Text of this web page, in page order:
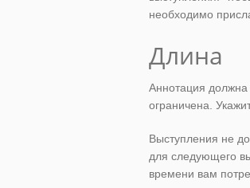
необходимо
Длина
Аннотация должна
ограничена.
Выступления не
для следующего
времени вам